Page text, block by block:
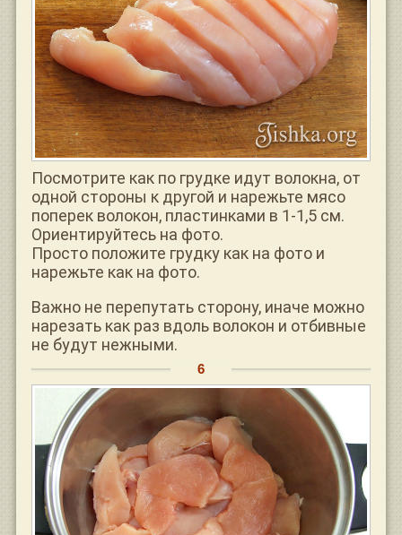
Посмотрите как по грудке идут волокна, от
одной стороны к другой и нарежьте мясо
поперек волокон, пластинками в 1-1,5 см.
Ориентируйтесь на фото.
Просто положите грудку как на фото и
нарежьте как на фото.
Важно не перепутать сторону, иначе можно
нарезать как раз вдоль волокон и отбивные
не будут нежными.